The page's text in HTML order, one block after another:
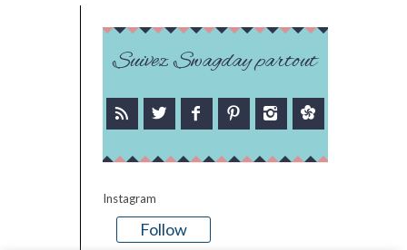
Suivez Swagday partout
Instagram
Follow